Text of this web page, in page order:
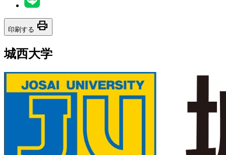
印刷する print
城西大学